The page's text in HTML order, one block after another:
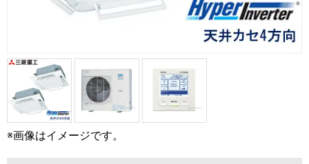
※画像はイメージです。